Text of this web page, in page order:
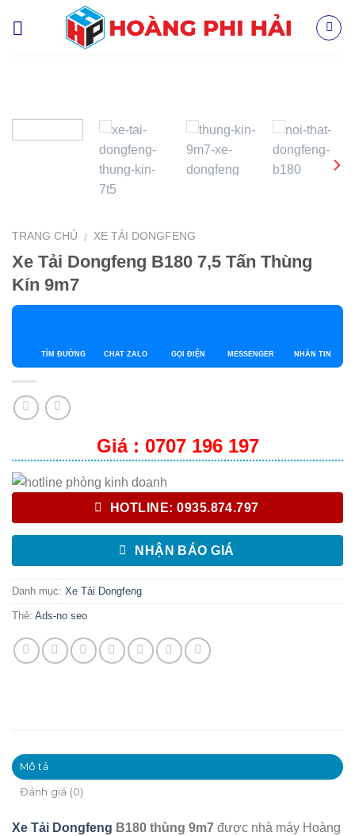
TRANG CHỦ / XE TẢI DONGFENG
Xe Tải Dongfeng B180 7,5 Tấn Thùng
Kín 9m7
TÌM ĐƯỜNG CHAT ZALO GỌI ĐIỆN MESSENGER NHẮN TIN
Giá : 0707 196 197
HOTLINE: 0935.874.797
NHẬN BÁO GIÁ
Danh mục: Xe Tải Dongfeng
Thẻ: Ads-no seo
Mô tả
Đánh giá (0)
Xe Tải Dongfeng B180 thùng 9m7 được nhà máy Hoàng